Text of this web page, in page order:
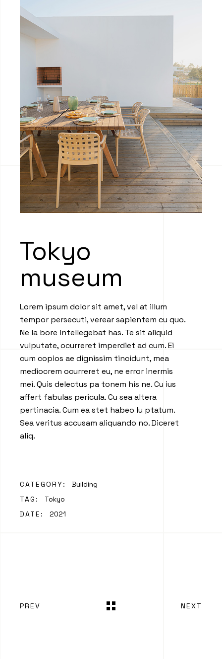
Tokyo
museum
Lorem ipsum dolor sit amet, vel at illum
tempor persecuti, verear sapientem cu quo.
Ne la bore intellegebat has. Te sit aliquid
vulputate, ocurreret imperdiet ad cum. Ei
cum copios ae dignissim tincidunt, mea
mediocrem ocurreret eu, ne error inermis
mei. Quis delectus pa tonem his ne. Cu ius
affert fabulas pericula. Cu sea altera
pertinacia. Cum ea stet habeo lu ptatum.
Sea veritus accusam aliquando no. Diceret
aliq.
CATEGORY:
Building
TAG:
Tokyo
DATE:
2021
PREV NEXT